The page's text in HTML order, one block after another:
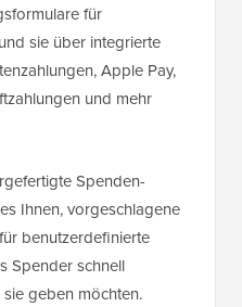
für
sie über integrierte
Apple Pay,
und mehr
Spenden-
Ihnen, vorgeschlagene
benutzerdefinierte
Spender schnell
geben möchten.